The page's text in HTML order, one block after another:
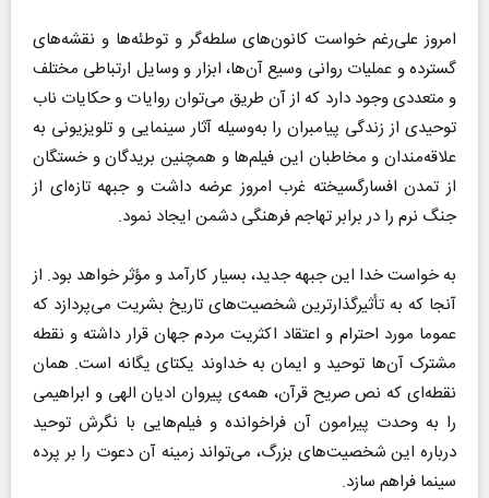
امروز علی‌رغم خواست کانون‌های سلطه‌گر و توطئه‌ها و نقشه‌های
گسترده و عملیات روانی وسیع آن‌ها، ابزار و وسایل ارتباطی مختلف
و متعددی وجود دارد که از آن طریق می‌توان روایات و حکایات ناب
توحیدی از زندگی پیامبران را به‌وسیله آثار سینمایی و تلویزیونی به
علاقه‌مندان و مخاطبان این فیلم‌ها و همچنین بریدگان و خستگان
از تمدن افسارگسیخته غرب امروز عرضه داشت و جبهه تازه‌ای از
جنگ نرم را در برابر تهاجم فرهنگی دشمن ایجاد نمود.
به خواست خدا این جبهه جدید، بسیار کارآمد و مؤثر خواهد بود. از
آنجا که به تأثیرگذارترین شخصیت‌های تاریخ بشریت می‌پردازد که
عموما مورد احترام و اعتقاد اکثریت مردم جهان قرار داشته و نقطه
مشترک آن‌ها توحید و ایمان به خداوند یکتای یگانه است. همان
نقطه‌ای که نص صریح قرآن، همه‌ی پیروان ادیان الهی و ابراهیمی
را به وحدت پیرامون آن فراخوانده و فیلم‌هایی با نگرش توحید
درباره این شخصیت‌های بزرگ، می‌تواند زمینه آن دعوت را بر پرده
سینما فراهم سازد.